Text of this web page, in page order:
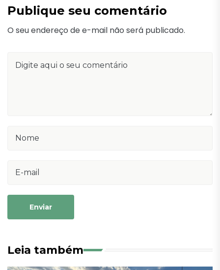
Publique seu comentário
O seu endereço de e-mail não será publicado.
Enviar
Leia também